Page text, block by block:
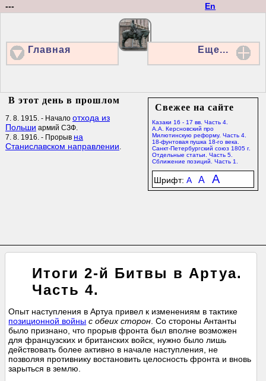
En
---
Главная Еще...
Свежее на сайте
Казаки 16 - 17 вв. Часть 4.
А.А. Керсновский про
Милютинскую реформу. Часть 4.
18-фунтовая пушка 18-го века.
Санкт-Петербургский союз 1805 г.
Отдельные статьи. Часть 5.
Сближение позиций. Часть 1.
Шрифт: A A A
В этот день в прошлом
7. 8. 1915. - Начало отхода из
Польши армий СЗФ.
7. 8. 1916. - Прорыв на
Станиславском направлении.
Итоги 2-й Битвы в Артуа.
Часть 4.
Опыт наступления в Артуа привел к изменениям в тактике
позиционной войны с обеих сторон . Со стороны Антанты
было признано, что прорыв фронта был вполне возможен
для французских и британских войск, нужно было лишь
действовать более активно в начале наступления, не
позволяя противнику востановить целосность фронта и вновь
зарыться в землю.